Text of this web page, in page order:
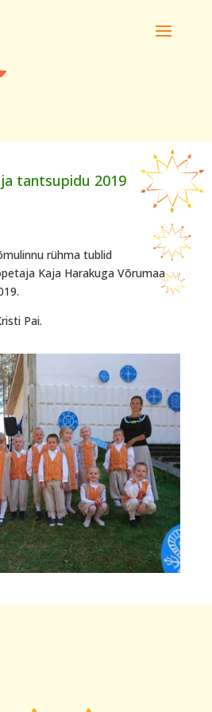
tantsupidu 2019
rühma tublid
Kaja Harakuga Võrumaa
Pai.